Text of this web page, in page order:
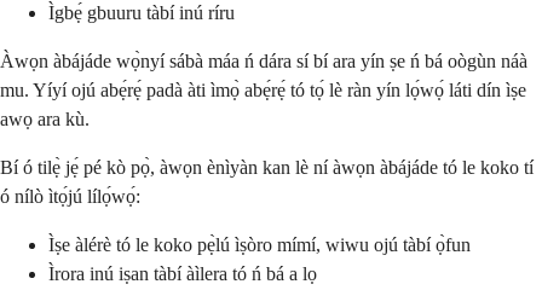
Ìgbẹ́ gbuuru tàbí inú ríru
Àwọn àbájáde wọ̀nyí sábà máa ń dára sí bí ara yín ṣe ń bá oògùn náà
mu. Yíyí ojú abẹ́rẹ́ padà àti ìmọ̀ abẹ́rẹ́ tó tọ́ lè ràn yín lọ́wọ́ láti dín ìṣe
awọ ara kù.
Bí ó tilẹ̀ jẹ́ pé kò pọ̀, àwọn ènìyàn kan lè ní àwọn àbájáde tó le koko tí
ó nílò ìtọ́jú lílọ́wọ́:
Ìṣe àlérè tó le koko pẹ̀lú ìṣòro mímí, wiwu ojú tàbí ọ̀fun
Ìrora inú iṣan tàbí àìlera tó ń bá a lọ